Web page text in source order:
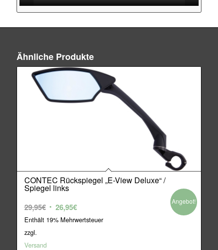
Ähnliche Produkte
CONTEC Rückspiegel „E-View Deluxe“ /
Spiegel links
29,95€ Ursprünglicher
Preis
26,95€Aktueller
Preis
Enthält 19% Mehrwertsteuer
zzgl.
Versand
Angebot!